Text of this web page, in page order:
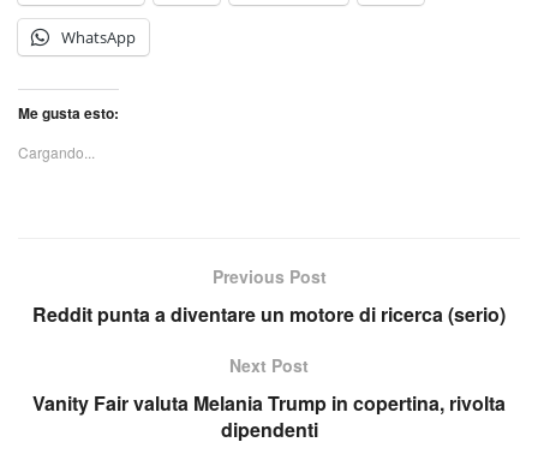
WhatsApp
Me gusta esto:
Cargando...
Previous Post
Reddit punta a diventare un motore di ricerca (serio)
Next Post
Vanity Fair valuta Melania Trump in copertina, rivolta
dipendenti